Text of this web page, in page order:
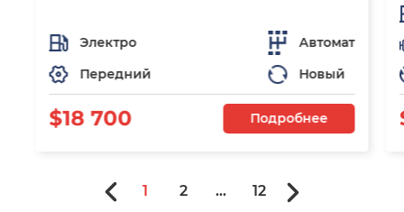
Электро
Автомат
Передний
Новый
$18 700 Подробнее
1 2 ... 12